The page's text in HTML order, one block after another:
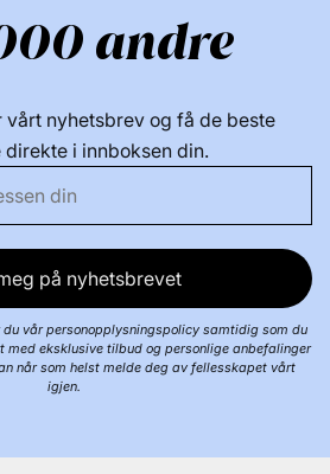
andre
vårt nyhetsbrev og få de beste
i innboksen din.
på nyhetsbrevet
vår personopplysningspolicy samtidig som du
eksklusive tilbud og personlige anbefalinger
når som helst melde deg av fellesskapet vårt
igjen.